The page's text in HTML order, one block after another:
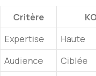
Critère
Expertise
Haute
Audience
Ciblée